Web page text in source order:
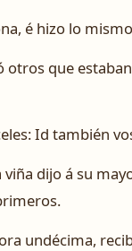
é hizo lo
que
Id también
dijo á su
undécima,